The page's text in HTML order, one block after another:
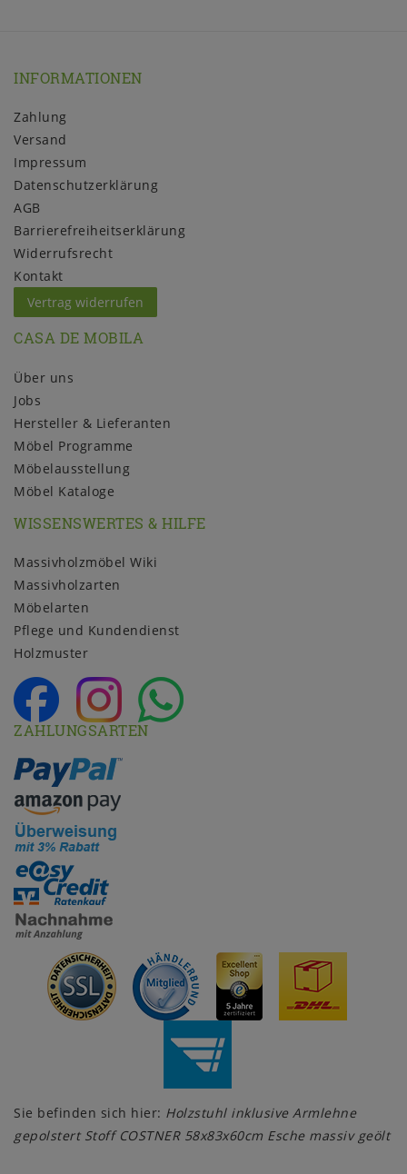
INFORMATIONEN
Zahlung
Versand
Impressum
Daten­schutz­erklärung
AGB
Barrierefreiheitserklärung
Widerrufs­recht
Kontakt
Vertrag widerrufen
CASA DE MOBILA
Über uns
Jobs
Hersteller & Lieferanten
Möbel Programme
Möbelausstellung
Möbel Kataloge
WISSENSWERTES & HILFE
Massivholzmöbel Wiki
Massivholzarten
Möbelarten
Pflege und Kundendienst
Holzmuster
ZAHLUNGSARTEN
Sie befinden sich hier: Holzstuhl inklusive Armlehne
gepolstert Stoff COSTNER 58x83x60cm Esche massiv geölt